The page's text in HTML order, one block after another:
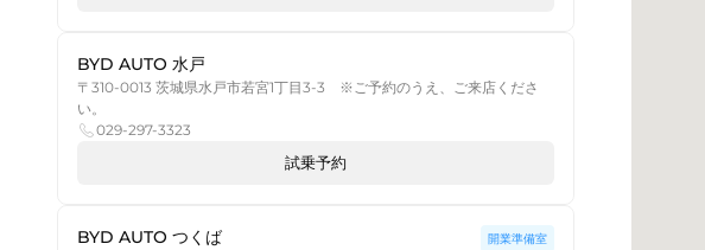
BYD AUTO 水戸
〒310-0013 茨城県水戸市若宮1丁目3-3 ※ご予約のうえ、ご来店くださ
い。
029-297-3323
試乗予約
BYD AUTO つくば 開業準備室